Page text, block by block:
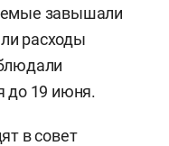
завышали
расходы
до 19 июня.
в совет